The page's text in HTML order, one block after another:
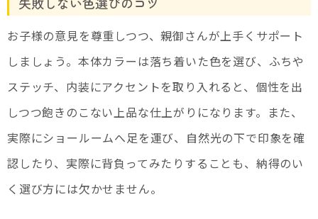
お子様の意見を尊重しつつ、親御さんが上手くサポート
しましょう。本体カラーは落ち着いた色を選び、ふちや
ステッチ、内装にアクセントを取り入れると、個性を出
しつつ飽きのこない上品な仕上がりになります。また、
実際にショールームへ足を運び、自然光の下で印象を確
認したり、実際に背負ってみたりすることも、納得のい
く選び方には欠かせません。